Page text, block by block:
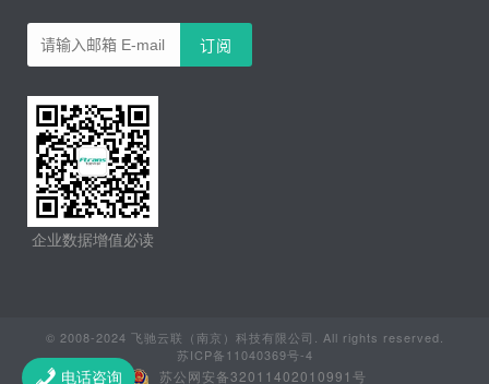
企业数据增值必读
© 2008-2024 飞驰云联（南京）科技有限公司. All rights reserved.
苏ICP备11040369号-4
苏公网安备32011402010991号
电话咨询